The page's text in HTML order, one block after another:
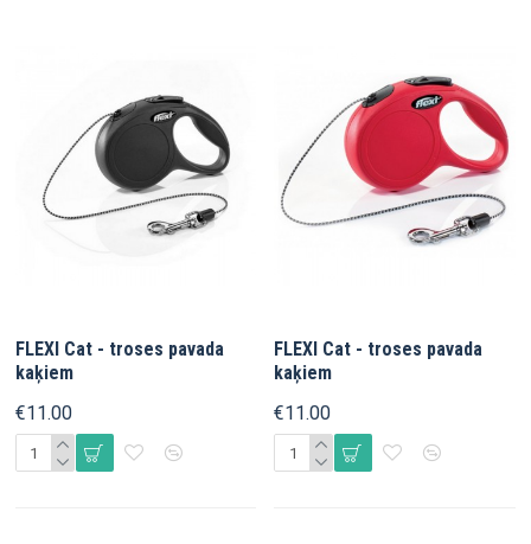
FLEXI Cat - troses pavada
kaķiem
€11.00
FLEXI Cat - troses pavada
kaķiem
€11.00